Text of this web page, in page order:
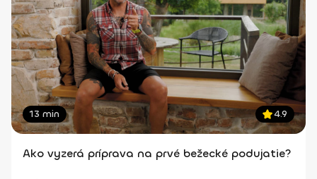
13 min 4.9
Ako vyzerá príprava na prvé bežecké podujatie?